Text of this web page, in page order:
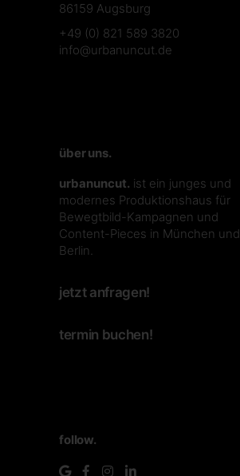
86159 Augsburg
+49 (0) 821 589 3820
info@urbanuncut.de
über uns.
urbanuncut. ist ein junges und
modernes Produktionshaus für
Bewegtbild-Kampagnen und
Content-Pieces in München und
Berlin.
jetzt anfragen!
termin buchen!
follow.